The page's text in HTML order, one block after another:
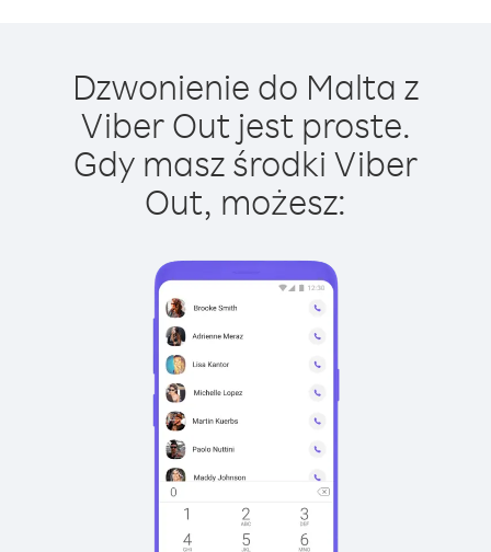
Dzwonienie do Malta z
Viber Out jest proste.
Gdy masz środki Viber
Out, możesz: